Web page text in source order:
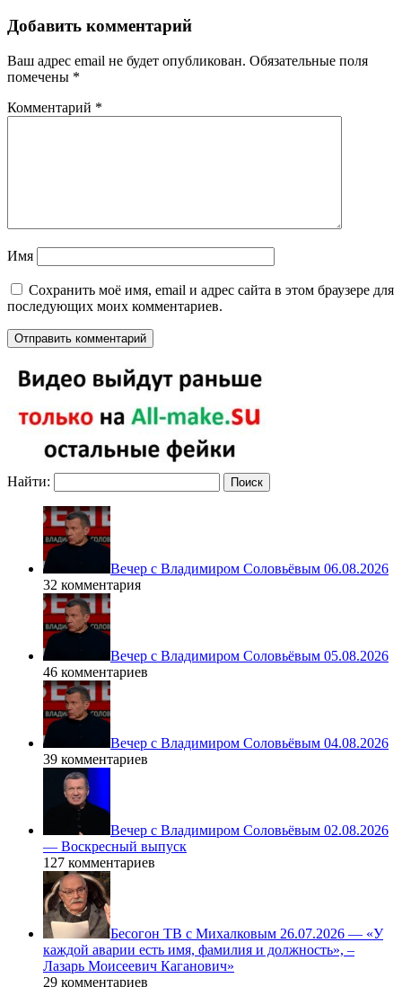
Добавить комментарий
Ваш адрес email не будет опубликован. Обязательные поля
помечены *
Комментарий *
Имя
Сохранить моё имя, email и адрес сайта в этом браузере для
последующих моих комментариев.
Найти:
Вечер с Владимиром Соловьёвым 06.08.2026
32 комментария
Вечер с Владимиром Соловьёвым 05.08.2026
46 комментариев
Вечер с Владимиром Соловьёвым 04.08.2026
39 комментариев
Вечер с Владимиром Соловьёвым 02.08.2026
— Воскресный выпуск
127 комментариев
Бесогон ТВ с Михалковым 26.07.2026 — «У
каждой аварии есть имя, фамилия и должность», –
Лазарь Моисеевич Каганович»
29 комментариев